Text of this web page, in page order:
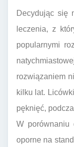
Decydując się
leczenia, z
popularnymi
rozwiązaniem
kilku lat.
pęknięć,
W porównaniu
oporne na